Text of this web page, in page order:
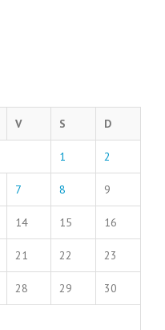
V S D
1 2
7 8 9
14 15 16
21 22 23
28 29 30